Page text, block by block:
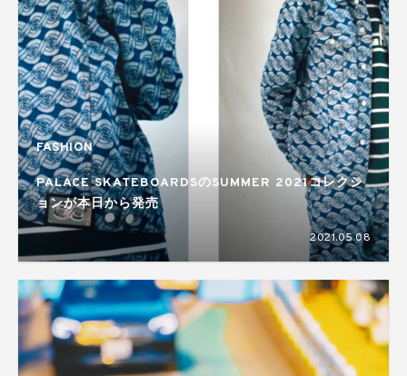
FASHION
PALACE SKATEBOARDSのSUMMER 2021コレクシ
ョンが本日から発売
2021.05.08